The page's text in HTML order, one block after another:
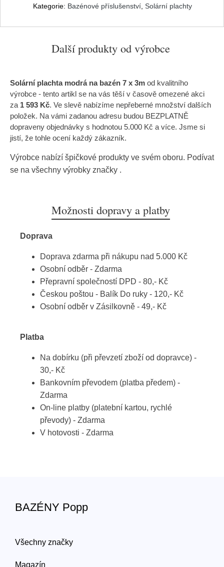
Kategorie: Bazénové příslušenství Solární plachty
Další produkty od výrobce
Solární plachta modrá na bazén 7 x 3m od kvalitního
výrobce - tento artikl se na vás těší v časově omezené akci
za 1 593 Kč. Ve slevě nabízíme nepřeberné množství dalších
položek. Na vámi zadanou adresu budou BEZPLATNĚ
dopraveny objednávky s hodnotou 5.000 Kč a více. Jsme si
jistí, že tohle ocení každý zákazník.
Výrobce nabízí špičkové produkty ve svém oboru. Podívat
se na všechny výrobky značky .
Možnosti dopravy a platby
Doprava
Doprava zdarma při nákupu nad 5.000 Kč
Osobní odběr - Zdarma
Přepravní společností DPD - 80,- Kč
Českou poštou - Balík Do ruky - 120,- Kč
Osobní odběr v Zásilkovně - 49,- Kč
Platba
Na dobírku (při převzetí zboží od dopravce) -
30,- Kč
Bankovním převodem (platba předem) -
Zdarma
On-line platby (platební kartou, rychlé
převody) - Zdarma
V hotovosti - Zdarma
BAZÉNY Popp
Všechny značky
Magazín